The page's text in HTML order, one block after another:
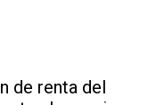
de renta del